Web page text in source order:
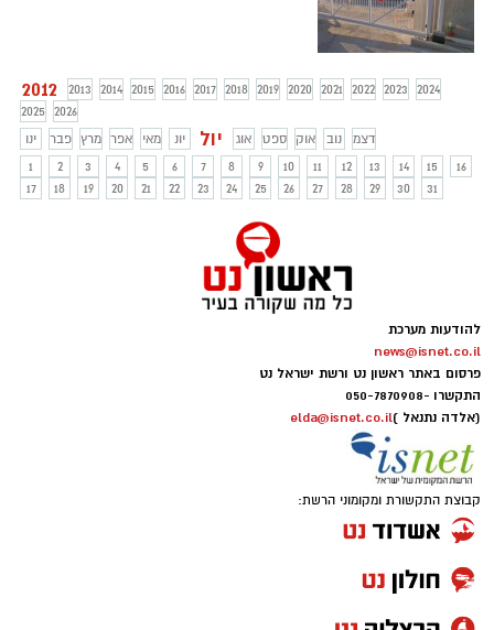
2012 2013 2014 2015 2016 2017 2018 2019 2020 2021 2022 2023
2024
2025
2026
ינו
פבר מרץ אפר מאי יונ יול אוג ספט אוק נוב
דצמ
1
2 3 4 5 6 7 8 9 10 11 12 13 14 15
16
17
18 19 20 21 22 23 24 25 26 27 28 29 30 31
להודעות מערכת
news@isnet.co.il
פרסום באתר ראשון נט ורשת ישראל נט
התקשרו -050-7870908
(אלדה נתנאל )elda@isnet.co.il
קבוצת התקשורת ומקומוני הרשת: